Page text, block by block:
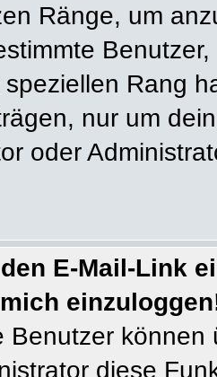
Ränge, um
Rang
nur um
oder
E-Mail-Link
Benutzer
diese